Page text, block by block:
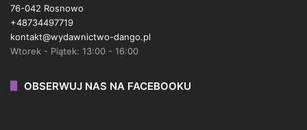
76-042 Rosnowo
+48734497719
kontakt@wydawnictwo-dango.pl
Wtorek - Piątek: 13:00 - 16:00
OBSERWUJ NAS NA FACEBOOKU